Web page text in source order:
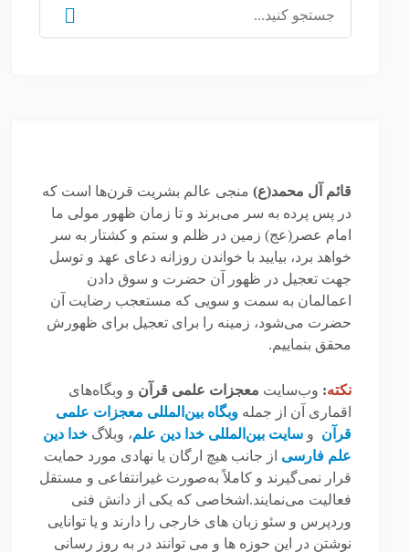
برای:
قائم آل محمد(ع) منجی عالم بشریت قرن‌ها است که
در پس پرده به سر می‌برند و تا زمان ظهور مولی ما
امام عصر(عج) زمین در ظلم و ستم و کشتار به سر
خواهد برد، بیایید با خواندن روزانه دعای عهد و توسل
جهت تعجیل در ظهور آن حضرت و سوق دادن
اعمالمان به سمت و سویی که مستعجب رضایت آن
حضرت می‌شود، زمینه را برای تعجیل برای ظهورش
محقق بنماییم.
نکته: وب‌سایت معجزات علمی قرآن و وبگاه‌های
اقماری آن از جمله وبگاه بین‌المللی معجزات علمی
قرآن و سایت بین‌المللی خدا دین علم، وبلاگ خدا دین
علم فارسی از جانب هیچ ارگان یا نهادی مورد حمایت
قرار نمی‌گیرند و کاملاً به‌صورت غیرانتفاعی و مستقل
فعالیت می‌نمایند.اشخاصی که یکی از دانش فنی
وردپرس و سئو زبان های خارجی را دارند و یا توانایی
نوشتن در این حوزه ها و می توانند در به روز رسانی